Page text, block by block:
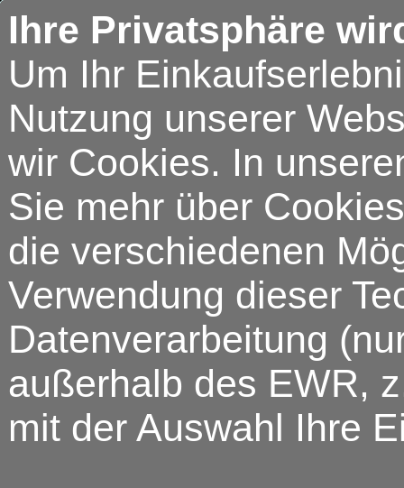
Ihre Privatsphäre
Um Ihr
Nutzung unserer
wir Cookies. In
Sie mehr über
die verschiedenen
Verwendung dieser
Datenverarbeitung
außerhalb des EWR,
mit der Auswahl Ihre